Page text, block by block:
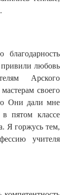
любовь
Арского
своего
Они дали мне
пятом классе
Я горжусь тем,
учителя